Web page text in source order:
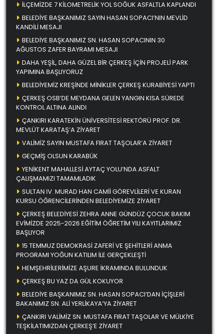
İLÇEMİZDE 7 KİLOMETRELİK YOL SOĞUK ASFALTLA KAPLANDI
BELEDİYE BAŞKANIMIZ SAYIN HASAN SOPACI’NIN MEVLİD
KANDİLİ MESAJI
BELEDİYE BAŞKANIMIZ SN. HASAN SOPACININ 30
AĞUSTOS ZAFER BAYRAMI MESAJI
DAHA YEŞİL, DAHA GÜZEL BİR ÇERKEŞ İÇİN PROJELİ PARK
YAPIMINA BAŞLIYORUZ
BELEDİYEMİZ KREŞİNDE MİNİKLER ÇERKEŞ KURABİYESİ YAPTI
ÇERKEŞ OSB’DE MEYDANA GELEN YANGIN KISA SÜREDE
KONTROL ALTINA ALINDI
ÇANKIRI KARATEKİN ÜNİVERSİTESİ REKTÖRÜ PROF. DR.
MEVLÜT KARATAŞ’A ZİYARET
VALİMİZ SAYIN MUSTAFA FIRAT TAŞOLAR’A ZİYARET
GEÇMİŞ OLSUN KARABÜK
YENİKENT MAHALLESİ AYTAÇ YOLU’NDA ASFALT
ÇALIŞMAMIZI TAMAMLADIK
SULTAN IV. MURAD HAN CAMİİ GÖREVLİLERİ VE KURAN
KURSU ÖĞRENCİLERİNDEN BELEDİYEMİZE ZİYARET
ÇERKEŞ BELEDİYESİ ZEHRA ANNE GÜNDÜZ ÇOCUK BAKIM
EVİMİZDE 2025-2026 EĞİTİM ÖĞRETİM YILI KAYITLARIMIZ
BAŞLIYOR
15 TEMMUZ DEMOKRASİ ZAFERİ VE ŞEHİTLERİ ANMA
PROGRAMI YOĞUN KATILIM İLE GERÇEKLEŞTİ
HEMŞEHRİLERİMİZE AŞURE İKRAMINDA BULUNDUK
ÇERKEŞ BU YAZ DA GÜL KOKUYOR
BELEDİYE BAŞKANIMIZ SN. HASAN SOPACI’DAN İÇİŞLERİ
BAKANIMIZ SN. ALİ YERLİKAYA’YA ZİYARET
ÇANKIRI VALİMİZ SN. MUSTAFA FIRAT TAŞOLAR VE MÜLKİYE
TEŞKİLATIMIZDAN ÇERKEŞ’E ZİYARET